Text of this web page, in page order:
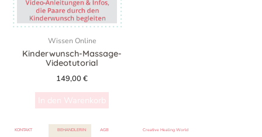
Wissen Online
Kinderwunsch-Massage-
Videotutorial
149,00€
In den Warenkorb
KONTAKT BEHANDLERIN Creative Healing World
AGB